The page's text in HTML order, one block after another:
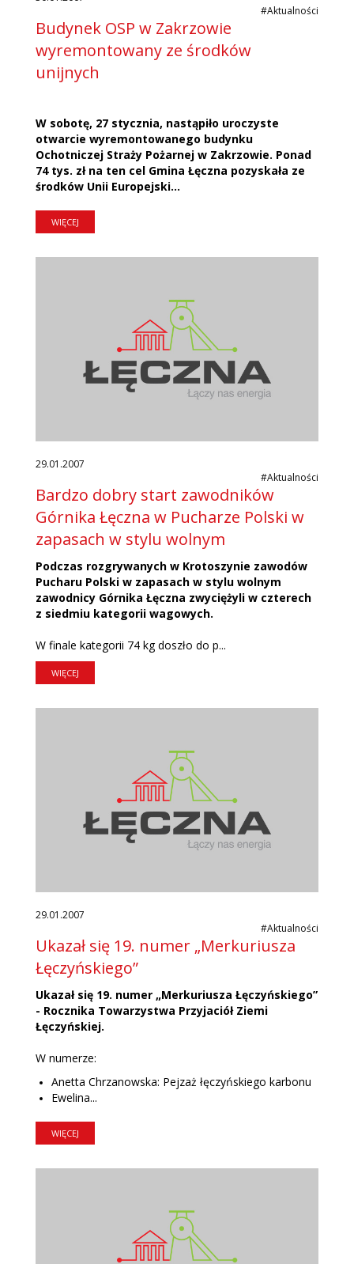
#Aktualności
Budynek OSP w Zakrzowie
wyremontowany ze środków
unijnych
W sobotę, 27 stycznia, nastąpiło uroczyste
otwarcie wyremontowanego budynku
Ochotniczej Straży Pożarnej w Zakrzowie. Ponad
74 tys. zł na ten cel Gmina Łęczna pozyskała ze
środków Unii Europejski...
WIĘCEJ
29.01.2007
#Aktualności
Bardzo dobry start zawodników
Górnika Łęczna w Pucharze Polski w
zapasach w stylu wolnym
Podczas rozgrywanych w Krotoszynie zawodów
Pucharu Polski w zapasach w stylu wolnym
zawodnicy Górnika Łęczna zwyciężyli w czterech
z siedmiu kategorii wagowych.
W finale kategorii 74 kg doszło do p...
WIĘCEJ
29.01.2007
#Aktualności
Ukazał się 19. numer „Merkuriusza
Łęczyńskiego”
Ukazał się 19. numer „Merkuriusza Łęczyńskiego”
- Rocznika Towarzystwa Przyjaciół Ziemi
Łęczyńskiej.
W numerze:
Anetta Chrzanowska: Pejzaż łęczyńskiego karbonu
Ewelina...
WIĘCEJ